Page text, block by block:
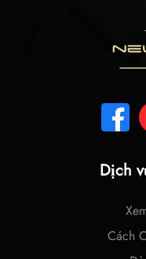
Dịch
Cách